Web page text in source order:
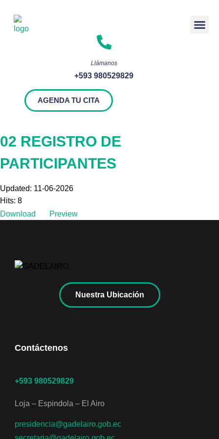
Llámanos
+593 980529829
AGENDA TU CITA
02 REGISTRO DE
PARTICIPANTES
Updated: 11-06-2026
Hits: 8
Download
Preview
Nuestra Ubicación
Contáctenos
+593 980529829
Loja – Espindola – El Airo
presidencia@gadelairo.gob.ec